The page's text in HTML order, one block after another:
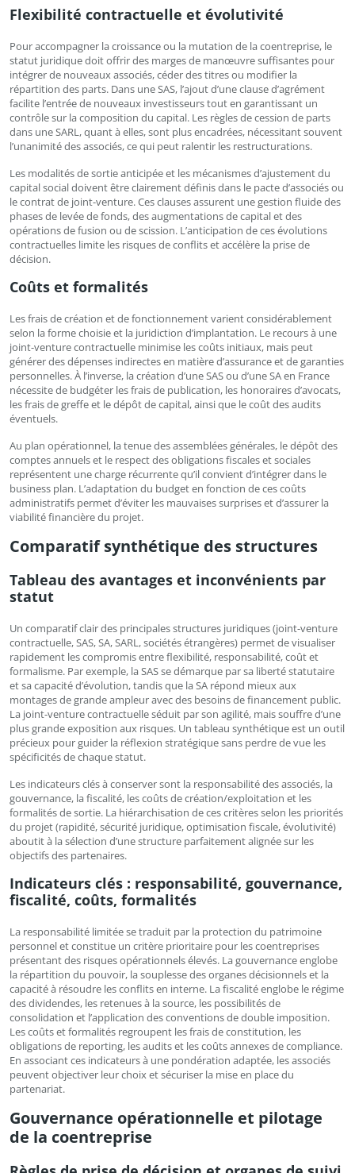
Flexibilité contractuelle et évolutivité
Pour accompagner la croissance ou la mutation de la coentreprise, le
statut juridique doit offrir des marges de manœuvre suffisantes pour
intégrer de nouveaux associés, céder des titres ou modifier la
répartition des parts. Dans une SAS, l’ajout d’une clause d’agrément
facilite l’entrée de nouveaux investisseurs tout en garantissant un
contrôle sur la composition du capital. Les règles de cession de parts
dans une SARL, quant à elles, sont plus encadrées, nécessitant souvent
l’unanimité des associés, ce qui peut ralentir les restructurations.
Les modalités de sortie anticipée et les mécanismes d’ajustement du
capital social doivent être clairement définis dans le pacte d’associés ou
le contrat de joint-venture. Ces clauses assurent une gestion fluide des
phases de levée de fonds, des augmentations de capital et des
opérations de fusion ou de scission. L’anticipation de ces évolutions
contractuelles limite les risques de conflits et accélère la prise de
décision.
Coûts et formalités
Les frais de création et de fonctionnement varient considérablement
selon la forme choisie et la juridiction d’implantation. Le recours à une
joint-venture contractuelle minimise les coûts initiaux, mais peut
générer des dépenses indirectes en matière d’assurance et de garanties
personnelles. À l’inverse, la création d’une SAS ou d’une SA en France
nécessite de budgéter les frais de publication, les honoraires d’avocats,
les frais de greffe et le dépôt de capital, ainsi que le coût des audits
éventuels.
Au plan opérationnel, la tenue des assemblées générales, le dépôt des
comptes annuels et le respect des obligations fiscales et sociales
représentent une charge récurrente qu’il convient d’intégrer dans le
business plan. L’adaptation du budget en fonction de ces coûts
administratifs permet d’éviter les mauvaises surprises et d’assurer la
viabilité financière du projet.
Comparatif synthétique des structures
Tableau des avantages et inconvénients par
statut
Un comparatif clair des principales structures juridiques (joint-venture
contractuelle, SAS, SA, SARL, sociétés étrangères) permet de visualiser
rapidement les compromis entre flexibilité, responsabilité, coût et
formalisme. Par exemple, la SAS se démarque par sa liberté statutaire
et sa capacité d’évolution, tandis que la SA répond mieux aux
montages de grande ampleur avec des besoins de financement public.
La joint-venture contractuelle séduit par son agilité, mais souffre d’une
plus grande exposition aux risques. Un tableau synthétique est un outil
précieux pour guider la réflexion stratégique sans perdre de vue les
spécificités de chaque statut.
Les indicateurs clés à conserver sont la responsabilité des associés, la
gouvernance, la fiscalité, les coûts de création/exploitation et les
formalités de sortie. La hiérarchisation de ces critères selon les priorités
du projet (rapidité, sécurité juridique, optimisation fiscale, évolutivité)
aboutit à la sélection d’une structure parfaitement alignée sur les
objectifs des partenaires.
Indicateurs clés : responsabilité, gouvernance,
fiscalité, coûts, formalités
La responsabilité limitée se traduit par la protection du patrimoine
personnel et constitue un critère prioritaire pour les coentreprises
présentant des risques opérationnels élevés. La gouvernance englobe
la répartition du pouvoir, la souplesse des organes décisionnels et la
capacité à résoudre les conflits en interne. La fiscalité englobe le régime
des dividendes, les retenues à la source, les possibilités de
consolidation et l’application des conventions de double imposition.
Les coûts et formalités regroupent les frais de constitution, les
obligations de reporting, les audits et les coûts annexes de compliance.
En associant ces indicateurs à une pondération adaptée, les associés
peuvent objectiver leur choix et sécuriser la mise en place du
partenariat.
Gouvernance opérationnelle et pilotage
de la coentreprise